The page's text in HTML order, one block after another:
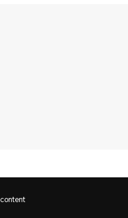
content